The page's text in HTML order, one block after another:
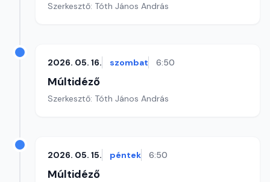
Szerkesztő: Tóth János András
2026. 05. 16. szombat 6:50
Múltidéző
Szerkesztő: Tóth János András
2026. 05. 15. péntek 6:50
Múltidéző